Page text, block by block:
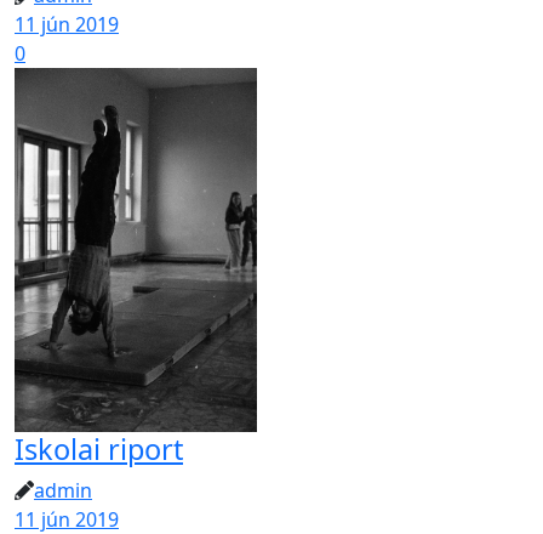
11 jún 2019
0
Iskolai riport
admin
11 jún 2019